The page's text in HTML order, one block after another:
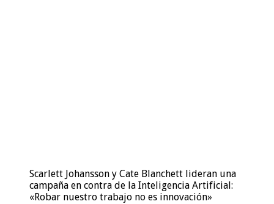
Scarlett Johansson y Cate Blanchett lideran una
campaña en contra de la Inteligencia Artificial:
«Robar nuestro trabajo no es innovación»